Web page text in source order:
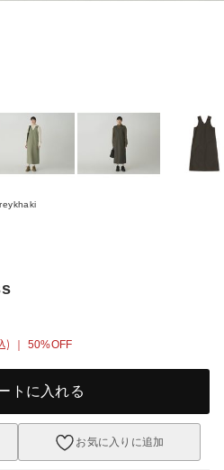
) ｜ 50%OFF
トに入れる
お気に入りに追加